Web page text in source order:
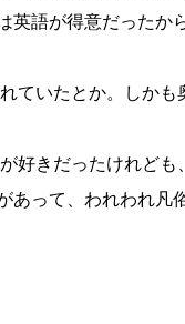
語が得意だったか
いたとか。しかも
好きだったけれど
あって、われわれ